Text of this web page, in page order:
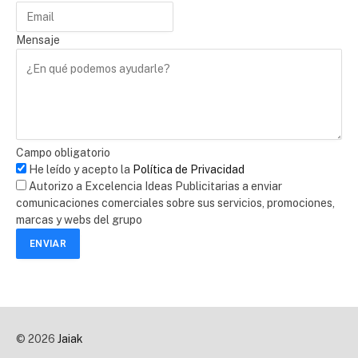
Mensaje
Campo obligatorio
He leído y acepto la Política de Privacidad
Autorizo a Excelencia Ideas Publicitarias a enviar
comunicaciones comerciales sobre sus servicios, promociones,
marcas y webs del grupo
ENVIAR
© 2026 Jaiak